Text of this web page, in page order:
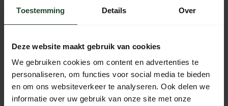
Toestemming Details Over
Deze website maakt gebruik van cookies
We gebruiken cookies om content en advertenties te
personaliseren, om functies voor social media te bieden
en om ons websiteverkeer te analyseren. Ook delen we
informatie over uw gebruik van onze site met onze